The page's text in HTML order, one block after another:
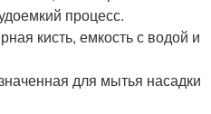
процесс.
кисть, емкость с водой и
для мытья насадки